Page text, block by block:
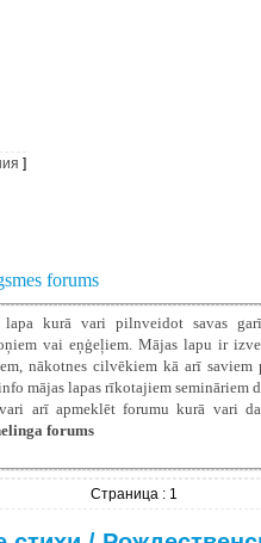
]
forums
lapa kurā vari pilnveidot savas
vai eņģeļiem. Mājas lapu ir
nākotnes cilvēkiem kā arī
mājas lapas rīkotajiem semināriem
arī apmeklēt forumu kurā vari
forums
Страница : 1